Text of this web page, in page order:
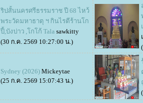
ริปสั้นนครศรีธรรมราช ปี 68 ไหว้
พระวัดมหาธาตุ ฯ กินไรตีร้านโก
ปี้,บังบ่าว ,โกโก้ Tala sawkitty
(30 ก.ค. 2569 10:27:00 น.)
Sydney (2026) Mickeytae
(25 ก.ค. 2569 15:07:43 น.)